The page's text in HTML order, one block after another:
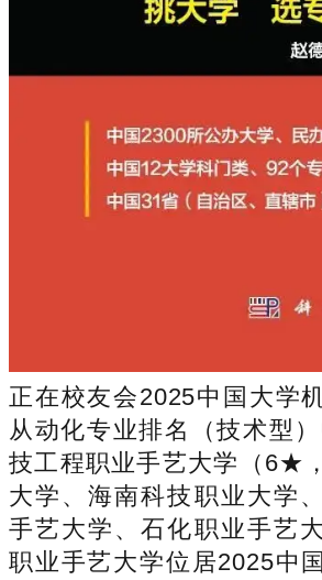
正在校友会2025中国大学
从动化专业排名（技术型
技工程职业手艺大学（6★
大学、海南科技职业大学
手艺大学、石化职业手艺
职业手艺大学位居2025中